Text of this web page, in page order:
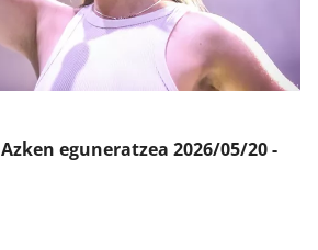
Azken eguneratzea 2026/05/20 -